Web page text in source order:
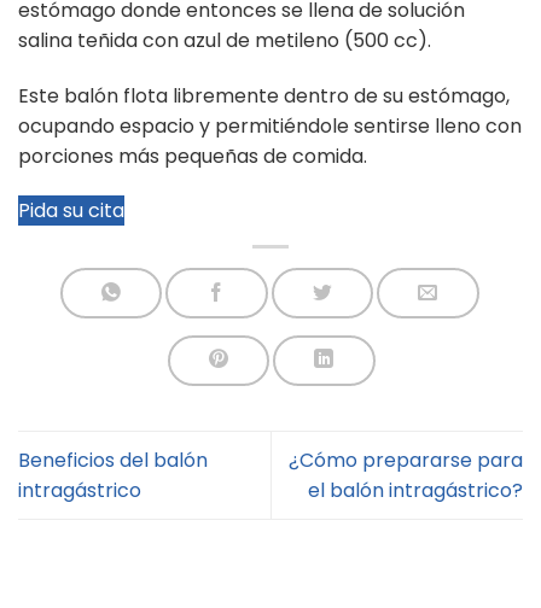
estómago donde entonces se llena de solución
salina teñida con azul de metileno (500 cc).
Este balón flota libremente dentro de su estómago,
ocupando espacio y permitiéndole sentirse lleno con
porciones más pequeñas de comida.
Pida su cita
Beneficios del balón
intragástrico
¿Cómo prepararse para
el balón intragástrico?